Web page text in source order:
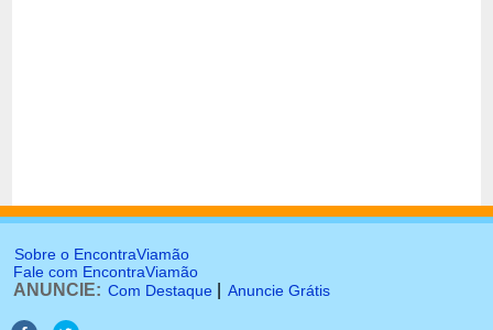
Sobre o EncontraViamão
Fale com EncontraViamão
ANUNCIE: Com Destaque Anuncie Grátis